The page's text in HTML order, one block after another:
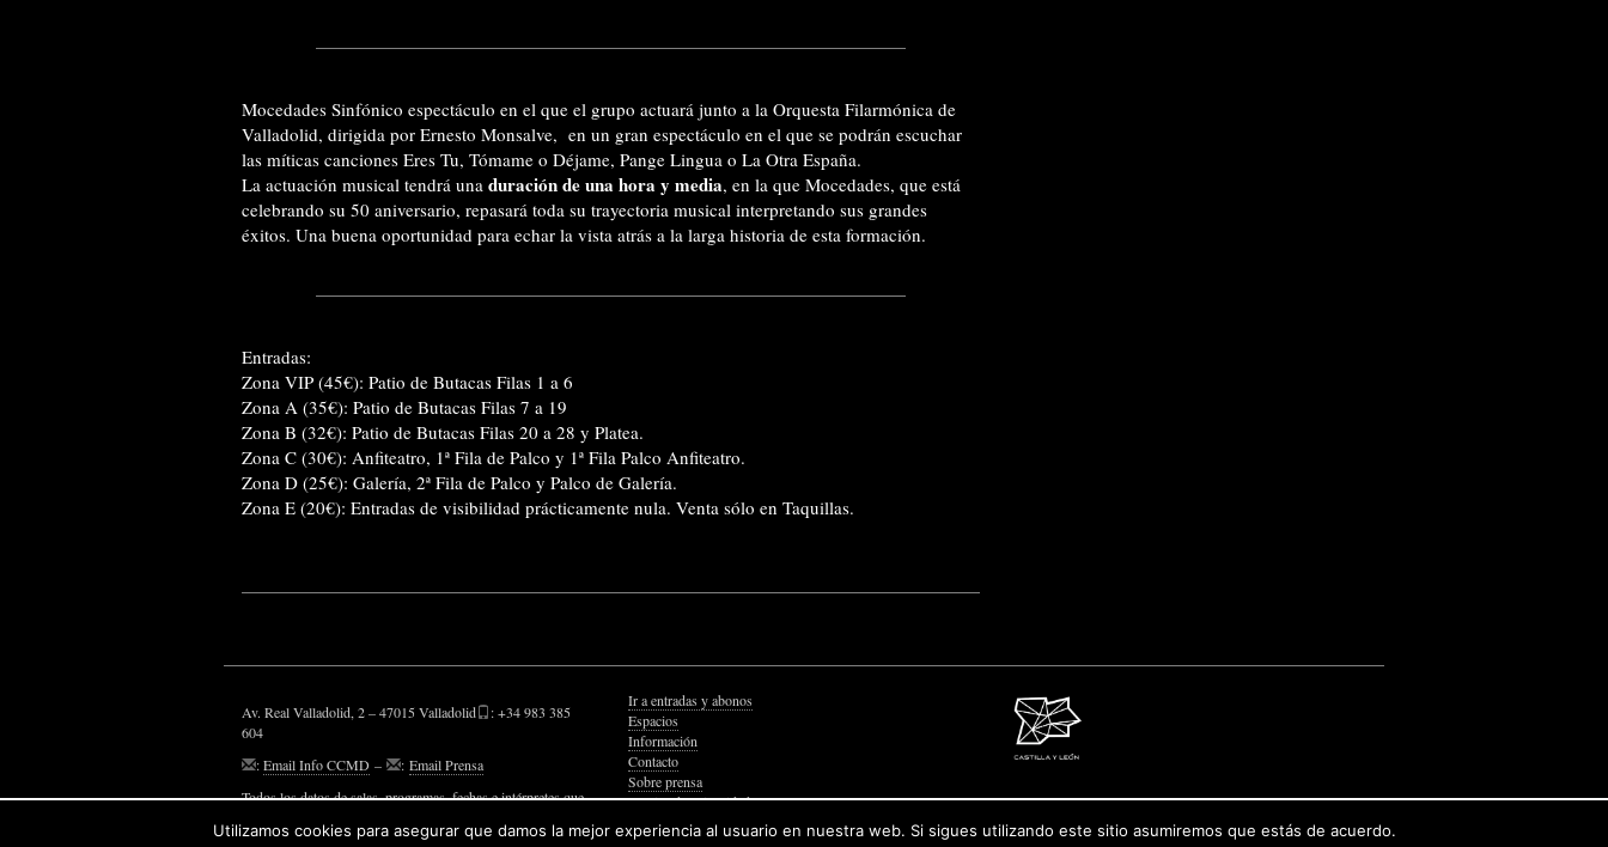
Mocedades Sinfónico espectáculo en el que el grupo actuará junto a la Orquesta Filarmónica de
Valladolid, dirigida por Ernesto Monsalve, en un gran espectáculo en el que se podrán escuchar
las míticas canciones Eres Tu, Tómame o Déjame, Pange Lingua o La Otra España.
La actuación musical tendrá una duración de una hora y media, en la que Mocedades, que está
celebrando su 50 aniversario, repasará toda su trayectoria musical interpretando sus grandes
éxitos. Una buena oportunidad para echar la vista atrás a la larga historia de esta formación.
Entradas:
Zona VIP (45€): Patio de Butacas Filas 1 a 6
Zona A (35€): Patio de Butacas Filas 7 a 19
Zona B (32€): Patio de Butacas Filas 20 a 28 y Platea.
Zona C (30€): Anfiteatro, 1ª Fila de Palco y 1ª Fila Palco Anfiteatro.
Zona D (25€): Galería, 2ª Fila de Palco y Palco de Galería.
Zona E (20€): Entradas de visibilidad prácticamente nula. Venta sólo en Taquillas.
Av. Real Valladolid, 2 – 47015 Valladolid
: +34 983 385
604
:Email Info CCMD – : Email Prensa
Todos los datos de salas, programas, fechas e intérpretes que
Ir a entradas y abonos
Espacios
Información
Contacto
Sobre prensa
Política de Privacidad
Política de Cookies
Accesibilidad Web
Utilizamos cookies para asegurar que damos la mejor experiencia al usuario en nuestra web. Si sigues utilizando este sitio asumiremos que estás de acuerdo.